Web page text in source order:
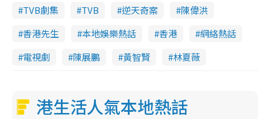
TVB劇集 TVB 逆天奇案
陳偉洪
香港先生
本地娛樂熱話 香港
網絡熱話
電視劇
陳展鵬 黃智賢 林夏薇
港生活人氣本地熱話